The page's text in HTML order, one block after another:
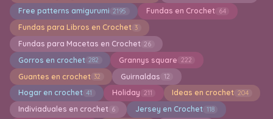
Free patterns amigurumi 2195 Fundas en Crochet 64
Fundas para Libros en Crochet 3
Fundas para Macetas en Crochet 26
Gorros en crochet 282 Grannys square 222
Guantes en crochet 32 Guirnaldas 12
Hogar en crochet 41 Holiday 211 Ideas en crochet 204
Indiviaduales en crochet 6 Jersey en Crochet 118